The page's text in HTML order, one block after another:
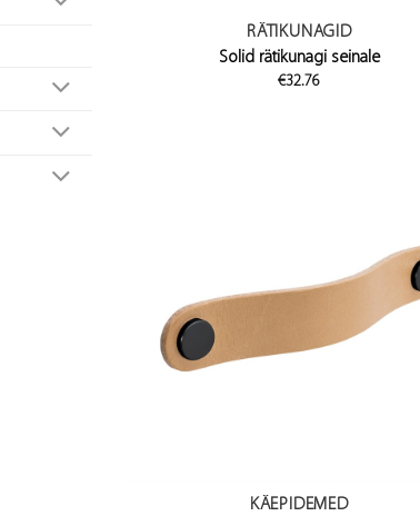
RÄTIKUNAGID
Solid rätikunagi seinale
€32.76
KÄEPIDEMED